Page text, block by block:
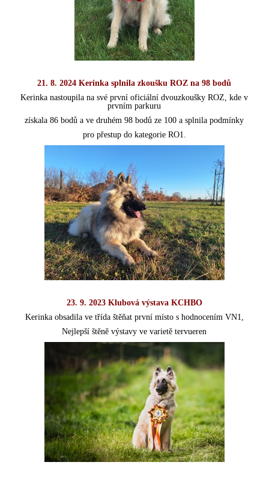
21. 8. 2024 Kerinka splnila zkoušku ROZ na 98 bodů
Kerinka nastoupila na své první oficiální dvouzkoušky ROZ, kde v
prvním parkuru
získala 86 bodů a ve druhém 98 bodů ze 100 a splnila podmínky
pro přestup do kategorie RO1.
23. 9. 2023 Klubová výstava KCHBO
Kerinka obsadila ve třída štěňat první místo s hodnocením VN1,
Nejlepší štěně výstavy ve varietě tervueren